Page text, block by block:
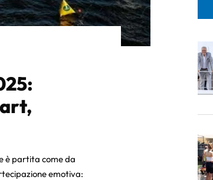
è partita come da
emotiva: